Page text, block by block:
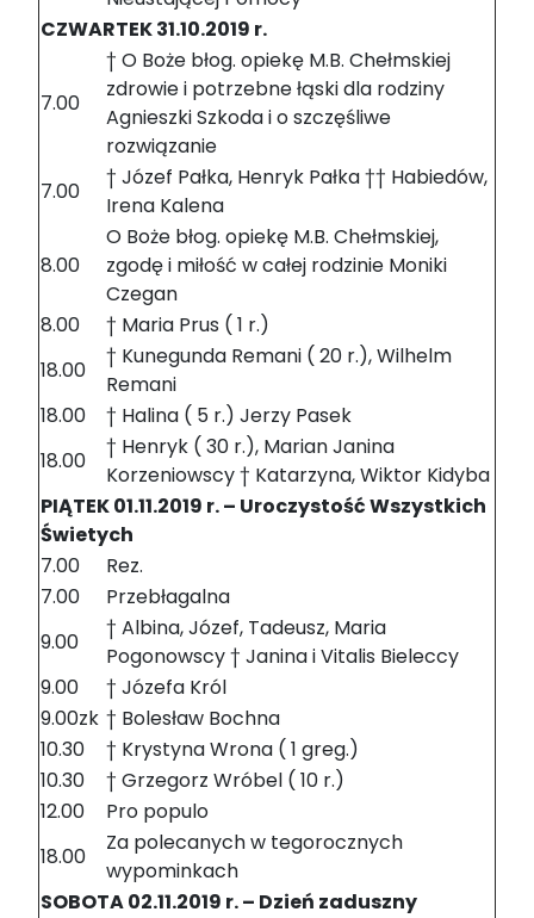
CZWARTEK 31.10.2019 r.
7.00
† O Boże błog. opiekę M.B. Chełmskiej
zdrowie i potrzebne łąski dla rodziny
Agnieszki Szkoda i o szczęśliwe
rozwiązanie
7.00
† Józef Pałka, Henryk Pałka †† Habiedów,
Irena Kalena
8.00
O Boże błog. opiekę M.B. Chełmskiej,
zgodę i miłość w całej rodzinie Moniki
Czegan
8.00
† Maria Prus ( 1 r.)
18.00
† Kunegunda Remani ( 20 r.), Wilhelm
Remani
18.00
† Halina ( 5 r.) Jerzy Pasek
18.00
† Henryk ( 30 r.), Marian Janina
Korzeniowscy † Katarzyna, Wiktor Kidyba
PIĄTEK 01.11.2019 r. – Uroczystość Wszystkich
Świetych
7.00
Rez.
7.00
Przebłagalna
9.00
† Albina, Józef, Tadeusz, Maria
Pogonowscy † Janina i Vitalis Bieleccy
9.00
† Józefa Król
9.00zk † Bolesław Bochna
10.30
† Krystyna Wrona ( 1 greg.)
10.30
† Grzegorz Wróbel ( 10 r.)
12.00
Pro populo
18.00
Za polecanych w tegorocznych
wypominkach
SOBOTA 02.11.2019 r. – Dzień zaduszny